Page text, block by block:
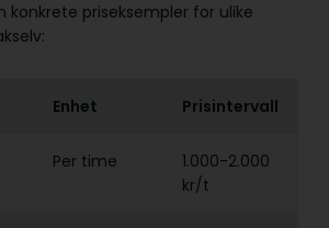
konkrete priseksempler for ulike
Enhet Prisintervall
Per time
1.000-2.000
kr/t